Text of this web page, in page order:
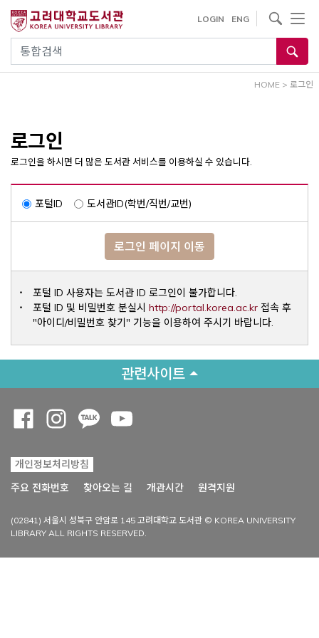
건
통합검색
LOGIN ENG
사이트내 검색
HOME > 로그인
로그인
로그인을 하시면 더 많은 도서관 서비스를 이용하실 수 있습니다.
포털ID 도서관ID(학번/직번/교번)
로그인 페이지 이동
포털 ID 사용자는 도서관 ID 로그인이 불가합니다.
포털 ID 및 비밀번호 분실시 http://portal.korea.ac.krOpens a
접속 후
"아이디/비밀번호 찾기" 기능을 이용하여 주시기 바랍니다.
관련사이트
개인정보처리방침
주요 전화번호
찾아오는 길 개관시간 원격지원
(02841) 서울시 성북구 안암로 145 고려대학교 도서관 © KOREA UNIVERSITY
LIBRARY ALL RIGHTS RESERVED.
Opens a new window
Opens a new window
Opens a new window